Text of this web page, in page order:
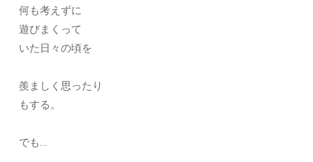
何も考えずに
遊びまくって
いた日々の頃を
羨ましく思ったり
もする。
でも…